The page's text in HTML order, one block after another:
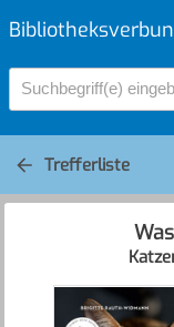
Suchbegriff(e)
Trefferliste